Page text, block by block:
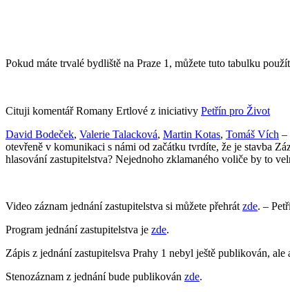
Pokud máte trvalé bydliště na Praze 1, můžete tuto tabulku
Cituji komentář Romany Ertlové z iniciativy Petřín pro Život
David Bodeček, Valerie Talacková, Martin Kotas, Tomáš Vích –
otevřeně v komunikaci s námi od začátku tvrdíte, že je stavba
hlasování zastupitelstva? Nejednoho zklamaného voliče by to
Video záznam jednání zastupitelstva si můžete přehrát zde. –
Program jednání zastupitelstva je zde.
Zápis z jednání zastupitelsva Prahy 1 nebyl ještě publikován, ale
Stenozáznam z jednání bude publikován zde.